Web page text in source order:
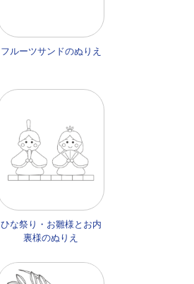
フルーツサンドのぬりえ
ひな祭り・お雛様とお内
裏様のぬりえ